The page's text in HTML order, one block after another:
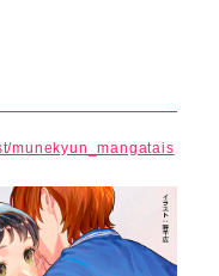
munekyun_mangatais